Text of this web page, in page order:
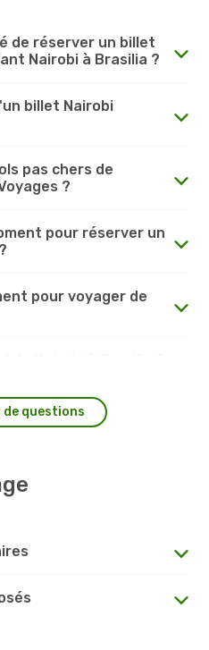
de réserver un billet
Nairobi à Brasilia ?
billet Nairobi
pas chers de
?
pour réserver un
pour voyager de
de questions